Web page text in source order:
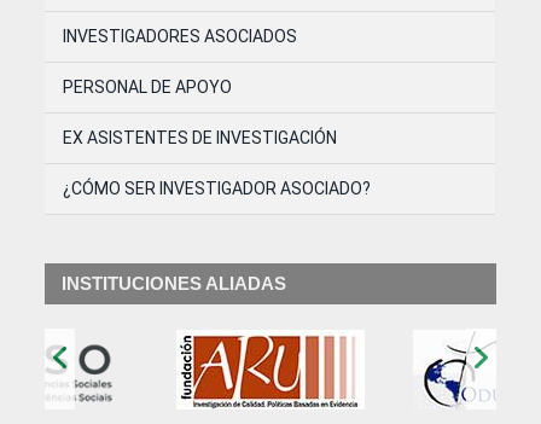
INVESTIGADORES ASOCIADOS
PERSONAL DE APOYO
EX ASISTENTES DE INVESTIGACIÓN
¿CÓMO SER INVESTIGADOR ASOCIADO?
INSTITUCIONES ALIADAS